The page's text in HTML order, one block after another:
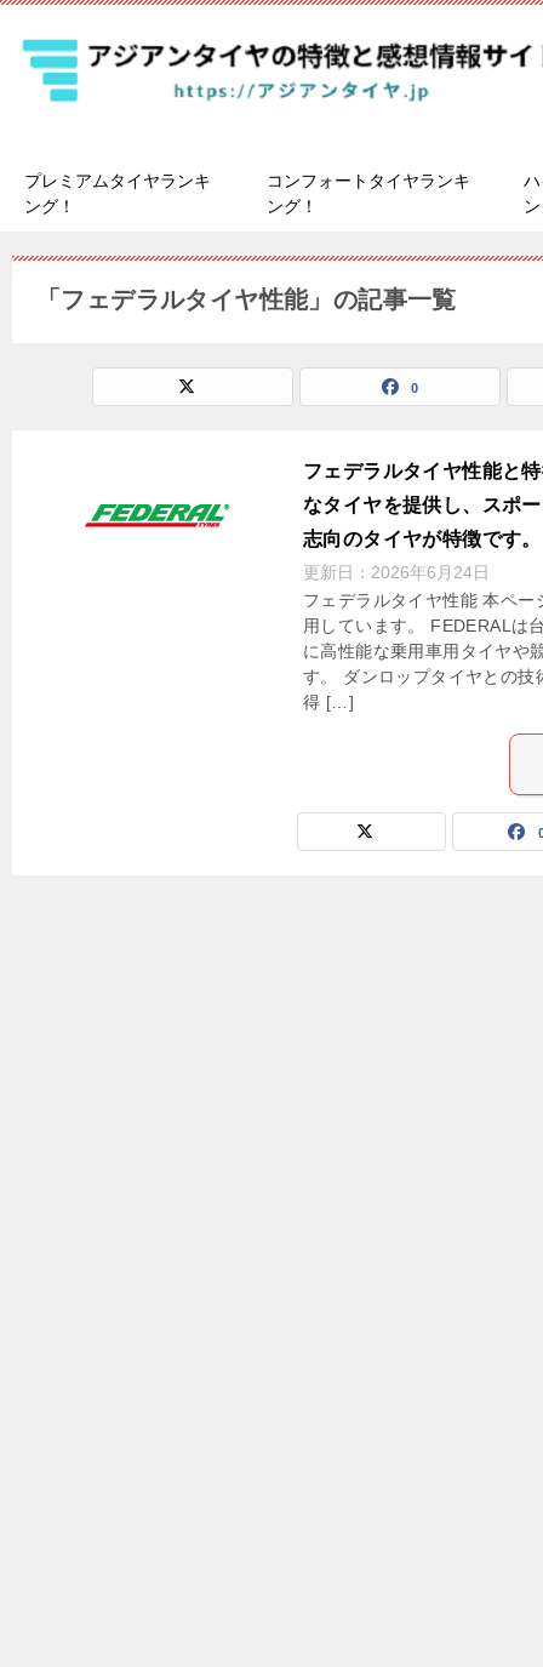
プレミアムタイヤランキ
ング！
コンフォートタイヤランキ
ング！
「フェデラルタイヤ性能」の記事一覧
0
フェデラルタイヤ性能と
なタイヤを提供し、スポ
志向のタイヤが特徴です。
更新日： 2026年6月24日
フェデラルタイヤ性能 本ペ
用しています。 FEDERALは
に高性能な乗用車用タイヤや
す。 ダンロップタイヤとの
得 […]